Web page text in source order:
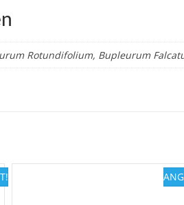
Rotundifolium, Bupleurum